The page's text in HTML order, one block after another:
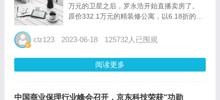
万元的卫星之后，罗永浩开始直播卖房了。
原价332.1万元的精装修公寓，以6.18折的折
此一套。 罗永浩直播截图 图源：京东直播 5
clz123 2023-06-18 125732人已围观
阅读更多
中国商业保理行业峰会召开，京东科技荣获“功勋